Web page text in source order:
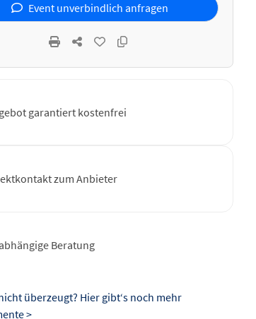
Event unverbindlich anfragen
garantiert kostenfrei
zum Anbieter
Beratung
überzeugt? Hier gibt‘s noch mehr
>